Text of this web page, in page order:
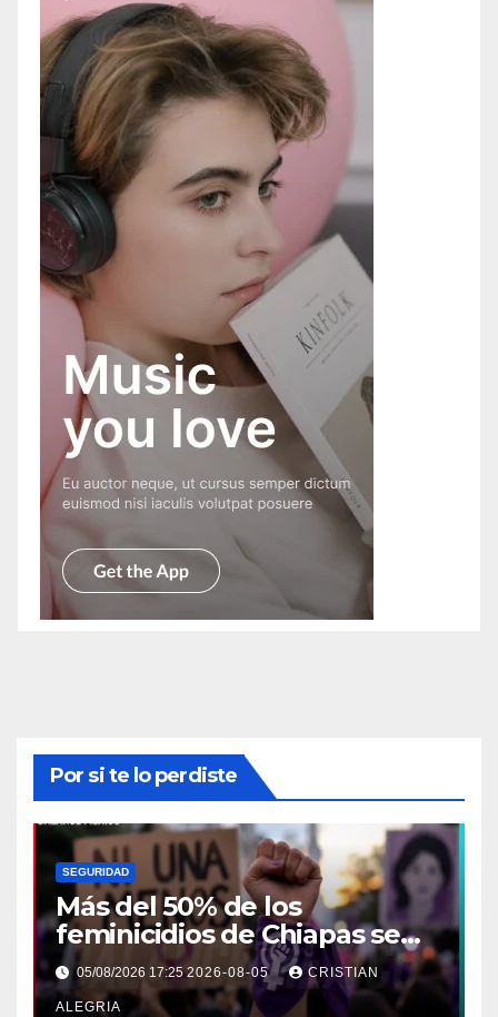
Por si te lo perdiste
SEGURIDAD
Más del 50% de los
feminicidios de Chiapas se
concentran en la Costa-
Soconusco
05/08/2026 17:252026-08-05 CRISTIAN
ALEGRIA